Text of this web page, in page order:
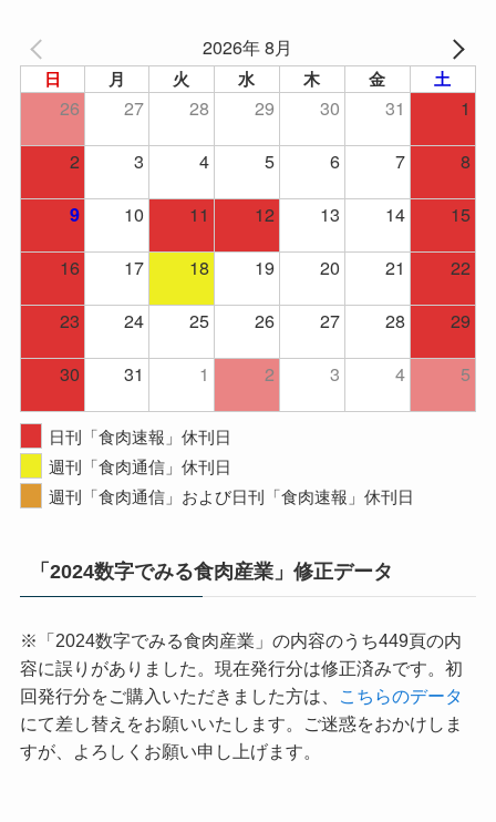
2026年 8月
日 月 火 水 木 金 土
26 27 28 29 30 31
1
2
3 4 5 6 7 8
9 10 11 12 13 14
15
16
17 18 19 20 21
22
23
24 25 26 27 28
29
30
31 1 2 3 4 5
日刊「食肉速報」休刊日
週刊「食肉通信」休刊日
週刊「食肉通信」および日刊「食肉速報」休刊日
「2024数字でみる食肉産業」修正データ
※「2024数字でみる食肉産業」の内容のうち449頁の内
容に誤りがありました。現在発行分は修正済みです。初
回発行分をご購入いただきました方は、
こちらのデータ
にて差し替えをお願いいたします。ご迷惑をおかけしま
すが、よろしくお願い申し上げます。